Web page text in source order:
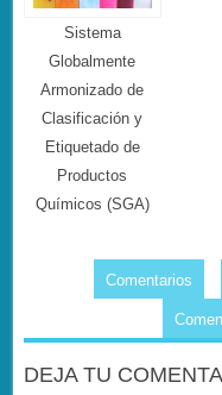
Sistema
Globalmente
Armonizado de
Clasificación y
Etiquetado de
Productos
Químicos (SGA)
Comentarios
DEJA TU